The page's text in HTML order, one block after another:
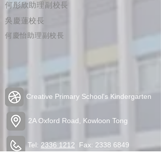
何彤欣助理副校長
吳慶蓮校長
何慶怡助理副校長
Creative Primary School's Kindergarten
2A Oxford Road, Kowloon Tong
Tel: 2336 1212 Fax: 2338 6849